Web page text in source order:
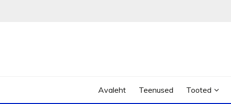
Avaleht Teenused Tooted